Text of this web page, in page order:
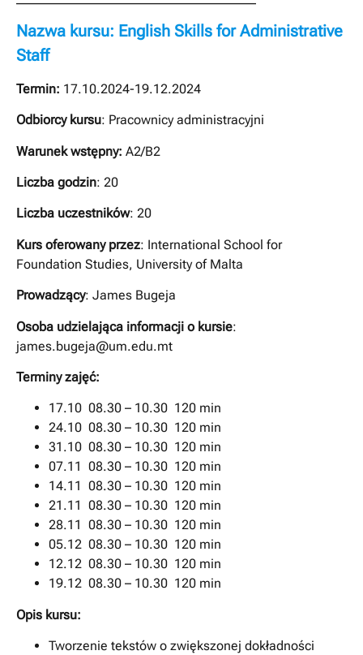
Nazwa kursu: English Skills for Administrative
Staff
Termin: 17.10.2024-19.12.2024
Odbiorcy kursu: Pracownicy administracyjni
Warunek wstępny: A2/B2
Liczba godzin: 20
Liczba uczestników: 20
Kurs oferowany przez: International School for
Foundation Studies, University of Malta
Prowadzący: James Bugeja
Osoba udzielająca informacji o kursie:
james.bugeja@um.edu.mt
Terminy zajęć:
17.10 08.30 – 10.30 120 min
24.10 08.30 – 10.30 120 min
31.10 08.30 – 10.30 120 min
07.11 08.30 – 10.30 120 min
14.11 08.30 – 10.30 120 min
21.11 08.30 – 10.30 120 min
28.11 08.30 – 10.30 120 min
05.12 08.30 – 10.30 120 min
12.12 08.30 – 10.30 120 min
19.12 08.30 – 10.30 120 min
Opis kursu:
Tworzenie tekstów o zwiększonej dokładności